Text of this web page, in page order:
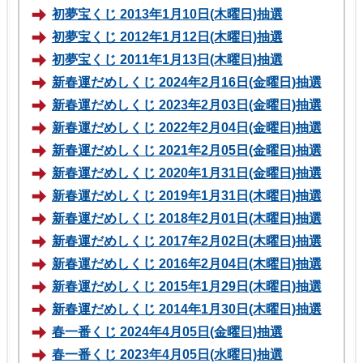
初夢宝くじ 2013年1月10日(木曜日)抽選
初夢宝くじ 2012年1月12日(木曜日)抽選
初夢宝くじ 2011年1月13日(木曜日)抽選
新春運だめしくじ 2024年2月16日(金曜日)抽選
新春運だめしくじ 2023年2月03日(金曜日)抽選
新春運だめしくじ 2022年2月04日(金曜日)抽選
新春運だめしくじ 2021年2月05日(金曜日)抽選
新春運だめしくじ 2020年1月31日(金曜日)抽選
新春運だめしくじ 2019年1月31日(木曜日)抽選
新春運だめしくじ 2018年2月01日(木曜日)抽選
新春運だめしくじ 2017年2月02日(木曜日)抽選
新春運だめしくじ 2016年2月04日(木曜日)抽選
新春運だめしくじ 2015年1月29日(木曜日)抽選
新春運だめしくじ 2014年1月30日(木曜日)抽選
春一番くじ 2024年4月05日(金曜日)抽選
春一番くじ 2023年4月05日(水曜日)抽選